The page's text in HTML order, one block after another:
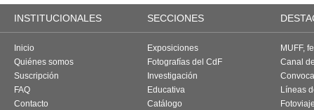
INSTITUCIONALES SECCIONES
Inicio
Quiénes somos
Suscripción
FAQ
Contacto
Exposiciones
Fotografías del CdF
Investigación
Educativa
Catálogo
MUFF,
Canal
Líneas